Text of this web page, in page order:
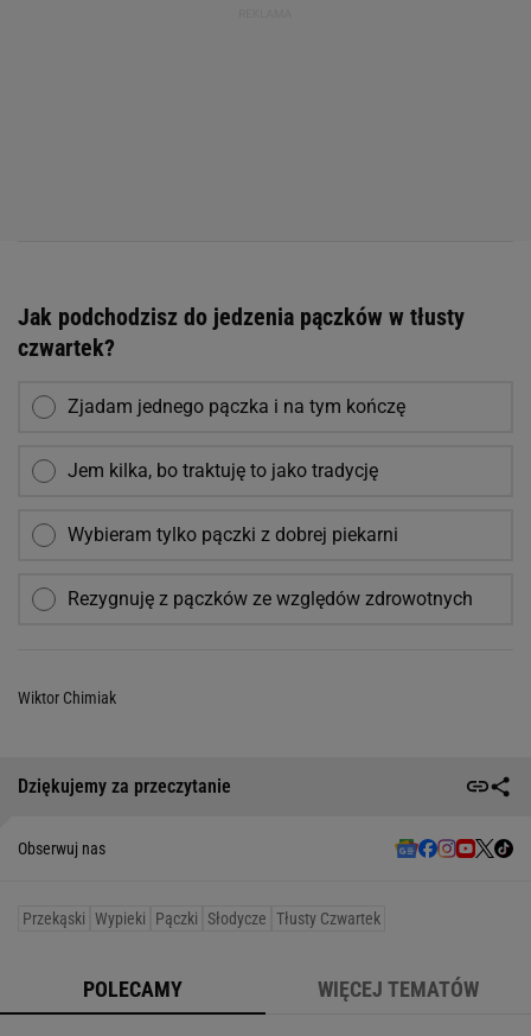
Jak podchodzisz do jedzenia pączków w tłusty
czwartek?
Zjadam jednego pączka i na tym kończę
Jem kilka, bo traktuję to jako tradycję
Wybieram tylko pączki z dobrej piekarni
Rezygnuję z pączków ze względów zdrowotnych
Wiktor Chimiak
Dziękujemy za przeczytanie
Obserwuj nas
Przekąski Wypieki Pączki Słodycze Tłusty Czwartek
POLECAMY WIĘCEJ TEMATÓW